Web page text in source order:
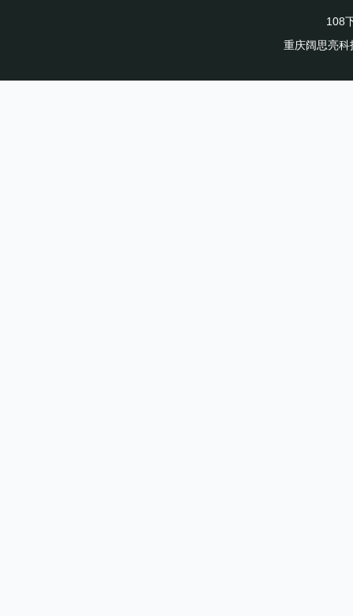
使用教程
108
重庆阔思亮